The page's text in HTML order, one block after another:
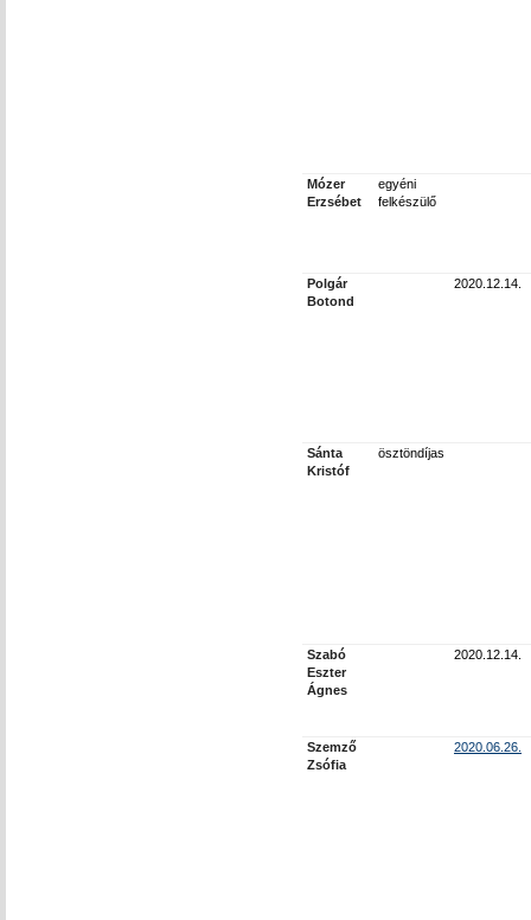
Mózer
Erzsébet
egyéni
felkészülő
Polgár
Botond
2020.12.14.
Sánta
Kristóf
ösztöndíjas
Szabó
Eszter
Ágnes
2020.12.14.
Szemző
Zsófia
2020.06.26.